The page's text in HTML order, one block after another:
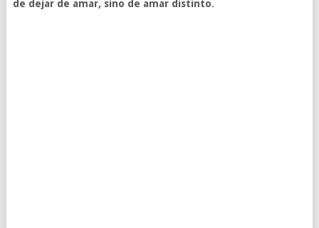
de dejar de amar, sino de amar distinto.